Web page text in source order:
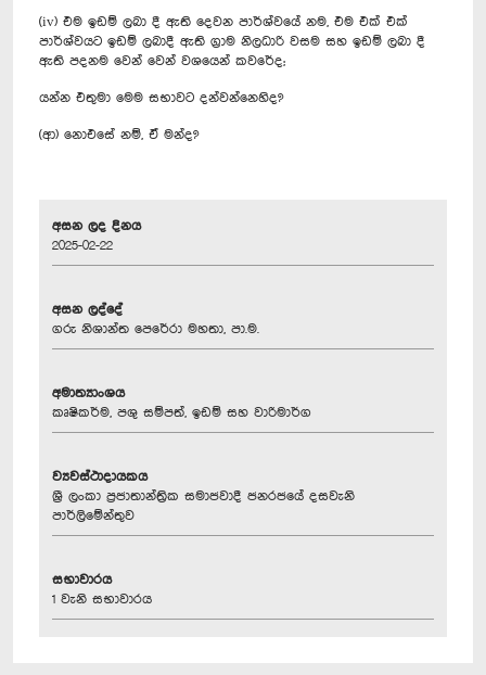
(iv) එම ඉඩම් ලබා දී ඇති දෙවන පාර්ශ්වයේ නම, එම එක් එක්
පාර්ශ්වයට ඉඩම් ලබාදී ඇති ග්‍රාම නිලධාරි වසම සහ ඉඩම් ලබා දී
ඇති පදනම වෙන් වෙන් වශයෙන් කවරේද;
යන්න එතුමා මෙම සභාවට දන්වන්නෙහිද?
(ආ) නොඑසේ නම්, ඒ මන්ද?
අසන ලද දිනය
2025-02-22
අසන ලද්දේ
ගරු නිශාන්ත පෙරේරා මහතා, පා.ම.
අමාත්‍යාංශය
කෘෂිකර්ම, පශු සම්පත්, ඉඩම් සහ වාරිමාර්ග
ව්‍යවස්ථාදායකය
ශ්‍රී ලංකා ප්‍රජාතාන්ත්‍රික සමාජවාදී ජනරජයේ දසවැනි
පාර්ලිමේන්තුව
සභාවාරය
1 වැනි සභාවාරය